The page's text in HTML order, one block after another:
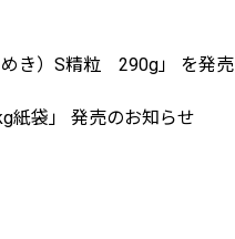
き）S精粒 290g」 を発売
紙袋」 発売のお知らせ